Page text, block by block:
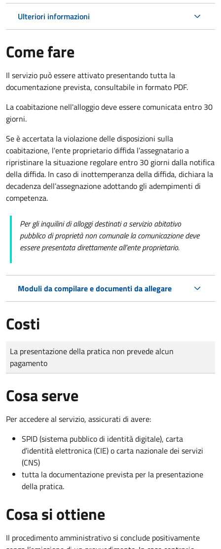
Ulteriori informazioni
Come fare
Il servizio può essere attivato presentando tutta la
documentazione prevista, consultabile in formato PDF.
La coabitazione nell'alloggio deve essere comunicata entro 30
giorni.
Se è accertata la violazione delle disposizioni sulla
coabitazione, l'ente proprietario diffida l’assegnatario a
ripristinare la situazione regolare entro 30 giorni dalla notifica
della diffida. In caso di inottemperanza della diffida, dichiara la
decadenza dell’assegnazione adottando gli adempimenti di
competenza.
Per gli inquilini di alloggi destinati a servizio abitativo
pubblicodi proprietà non comunale la comunicazione deve
essere presentata direttamente all’ente proprietario.
Moduli da compilare e documenti da allegare
Costi
Tipo di pagamento
Importo
La presentazione della pratica non prevede alcun
pagamento
Cosa serve
Per accedere al servizio, assicurati di avere:
SPID (sistema pubblico di identità digitale), carta
d’identità elettronica (CIE) o carta nazionale dei servizi
(CNS)
tutta la documentazione prevista per la presentazione
della pratica.
Cosa si ottiene
Il procedimento amministrativo si conclude positivamente